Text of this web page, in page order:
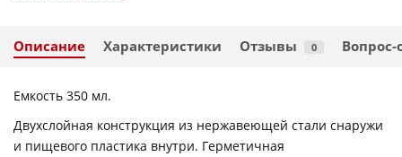
Описание Характеристики Отзывы 0 Вопрос-
Емкость 350 мл.
Двухслойная конструкция из нержавеющей стали снаружи
и пищевого пластика внутри. Герметичная